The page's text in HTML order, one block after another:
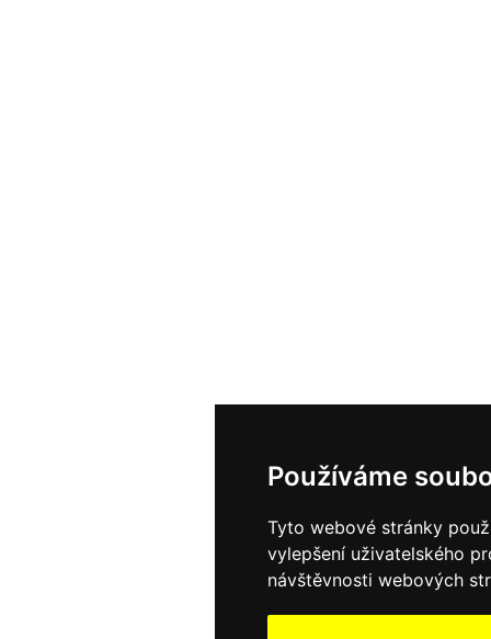
Používáme
Tyto webové stránky
vylepšení uživatelského
návštěvnosti webových